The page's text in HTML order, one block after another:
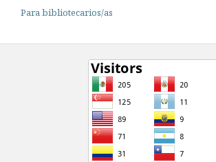
Para bibliotecarios/as